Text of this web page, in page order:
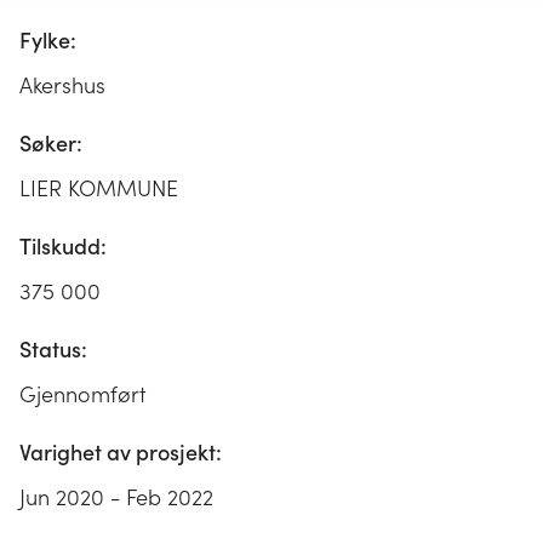
Fylke:
Akershus
Søker:
LIER KOMMUNE
Tilskudd:
375 000
Status:
Gjennomført
Varighet av prosjekt:
Jun 2020 - Feb 2022